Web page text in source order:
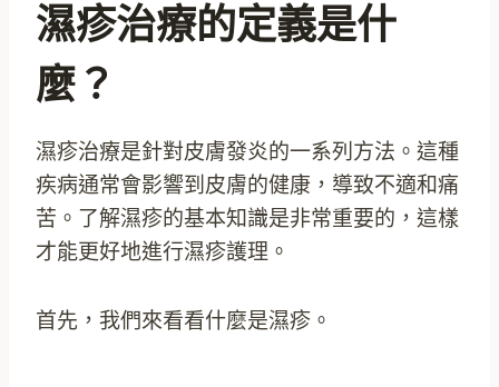
濕疹治療的定義是什
麼？
濕疹治療是針對皮膚發炎的一系列方法。這種
疾病通常會影響到皮膚的健康，導致不適和痛
苦。了解濕疹的基本知識是非常重要的，這樣
才能更好地進行濕疹護理。
首先，我們來看看什麼是濕疹。